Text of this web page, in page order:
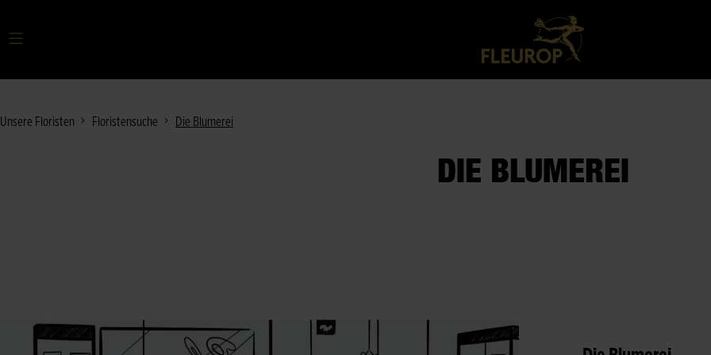
Unsere Floristen Floristensuche Die Blumerei
DIE BLUMEREI